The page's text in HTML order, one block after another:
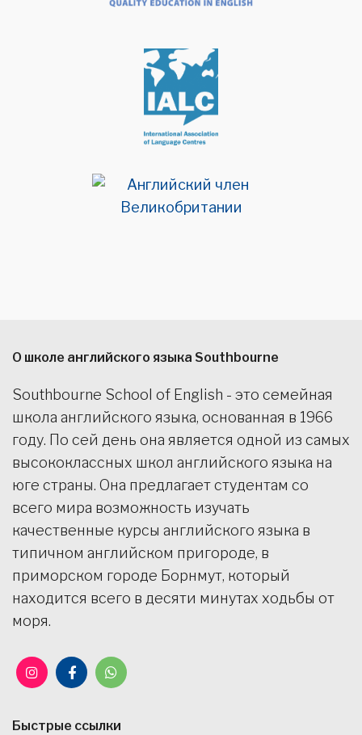
О школе английского языка Southbourne
Southbourne School of English - это семейная
школа английского языка, основанная в 1966
году. По сей день она является одной из самых
высококлассных школ английского языка на
юге страны. Она предлагает студентам со
всего мира возможность изучать
качественные курсы английского языка в
типичном английском пригороде, в
приморском городе Борнмут, который
находится всего в десяти минутах ходьбы от
моря.
Быстрые ссылки